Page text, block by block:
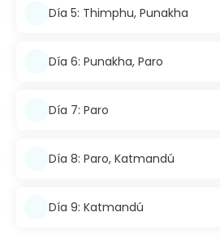
Día 5: Thimphu, Punakha
Día 6: Punakha, Paro
Día 7: Paro
Día 8: Paro, Katmandú
Día 9: Katmandú